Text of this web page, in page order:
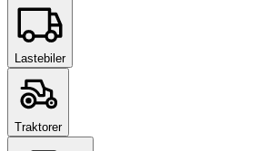
Lastebiler
Traktorer